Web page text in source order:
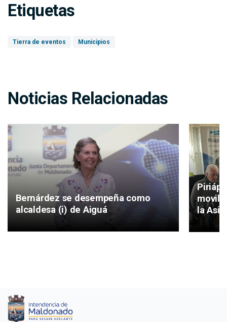
Etiquetas
Tierra de eventos Municipios
Noticias Relacionadas
Bernárdez se desempeña como
alcaldesa (i) de Aiguá
la